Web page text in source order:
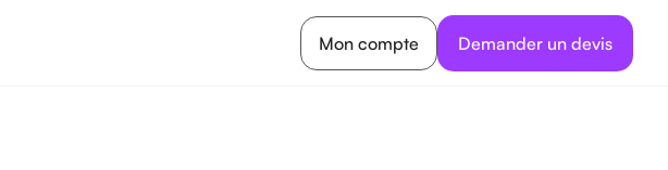
Mon compte Demander un devis